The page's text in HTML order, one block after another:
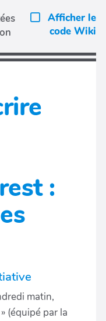
Afficher le
code Wiki
:
matin,
(équipé par la